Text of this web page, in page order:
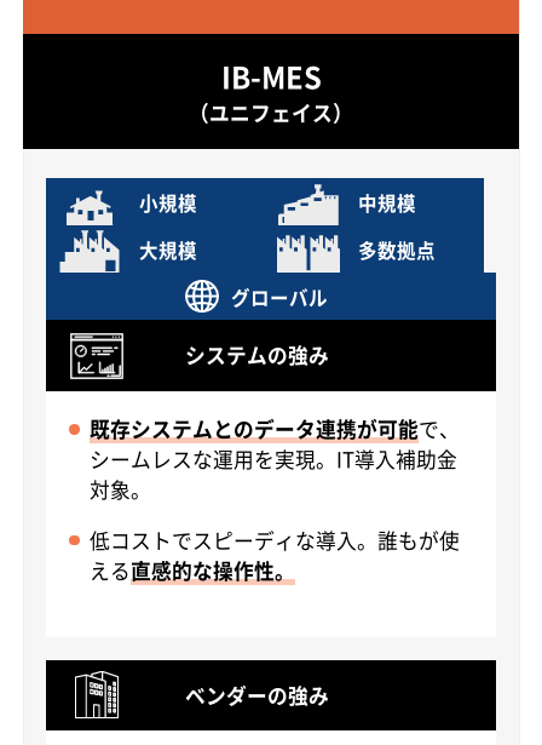
IB-MES
（ユニフェイス）
小規模
中規模
大規模
多数拠点
グローバル
システムの強み
既存システムとのデータ連携が可能で、
シームレスな運用を実現。IT導入補助金
対象。
低コストでスピーディな導入。誰もが使
える直感的な操作性。
ベンダーの強み